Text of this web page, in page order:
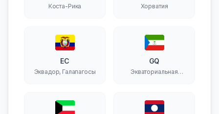
Коста-Рика Хорватия
EC
Эквадор, Галапагосы
GQ
Экваториальная